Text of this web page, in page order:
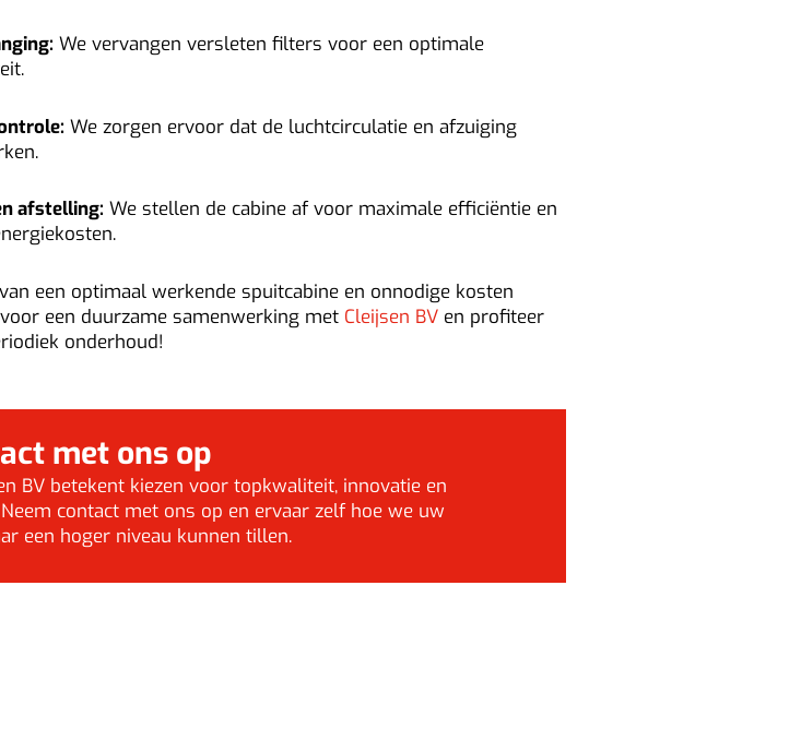
We vervangen versleten filters voor een optimale
We zorgen ervoor dat de luchtcirculatie en afzuiging
afstelling: We stellen de cabine af voor maximale efficiëntie en
een optimaal werkende spuitcabine en onnodige kosten
een duurzame samenwerking met Cleijsen BV en profiteer
onderhoud!
met ons op
BV betekent kiezen voor topkwaliteit, innovatie en
contact met ons op en ervaar zelf hoe we uw
een hoger niveau kunnen tillen.